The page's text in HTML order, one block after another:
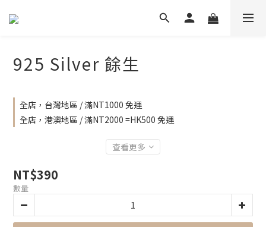
925 Silver 餘生
全店，台灣地區 / 滿NT1000 免運
全店，港澳地區 / 滿NT2000 =HK500 免運
查看更多
NT$390
數量